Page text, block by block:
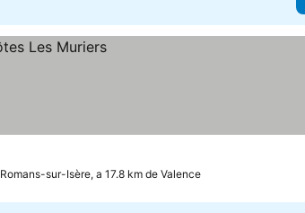
Romans-sur-Isère, a 17.8 km de Valence